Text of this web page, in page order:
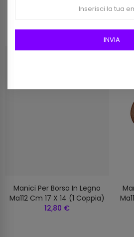
Prodotti della
Manici Per Borsa In Legno
Ma112 Cm 17 X 14 (1 Coppia)
12,80 €
INVIA